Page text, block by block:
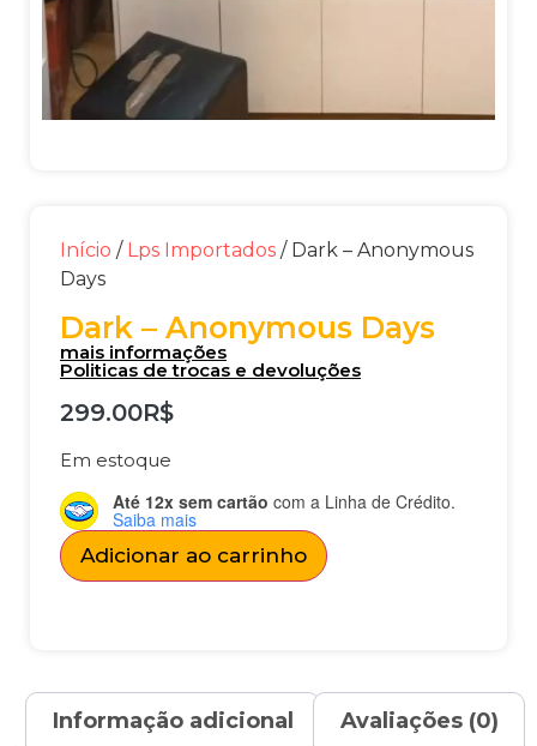
Início / Lps Importados / Dark – Anonymous
Days
Dark – Anonymous Days
mais informações
Politicas de trocas e devoluções
299.00R$
Em estoque
Até 12x sem cartão com a Linha de Crédito.
Saiba mais
Adicionar ao carrinho
Informação adicional Avaliações (0)